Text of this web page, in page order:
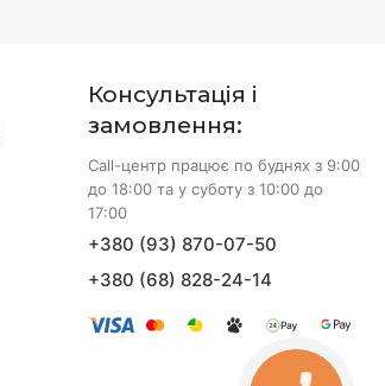
Консультація і
замовлення:
Call-центр працює по буднях з 9:00
до 18:00 та у суботу з 10:00 до
17:00
+380 (93) 870-07-50
+380 (68) 828-24-14